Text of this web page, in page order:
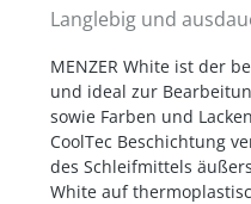
Langlebig und
MENZER White ist der
und ideal zur
sowie Farben und
CoolTec Beschichtung
des Schleifmittels
White auf